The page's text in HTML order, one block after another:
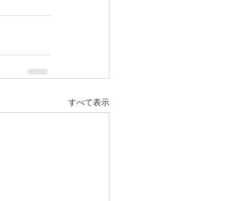
すべて表示